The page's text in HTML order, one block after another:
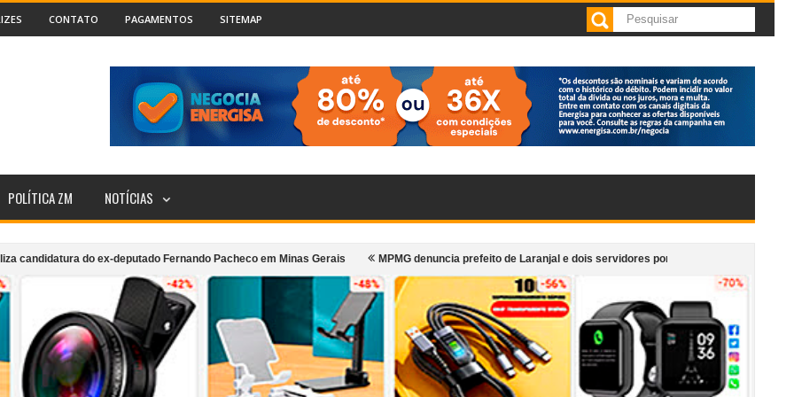
CONTATO PAGAMENTOS SITEMAP
POLÍTICA ZM NOTÍCIAS
do ex-deputado Fernando Pacheco em Minas Gerais MPMG denuncia prefeito de Laranjal e dois servidores por irregularidades em licitações de
coletivo urbano de Cataguases Incêndio atinge segundo andar de cafeteria anexa ao Supermercado Morais em Cataguases